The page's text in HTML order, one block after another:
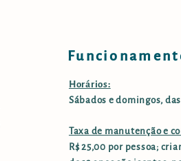
Horários:
Sábados e domingos, das
Taxa de manutenção e
R$ 25,00 por pessoa;